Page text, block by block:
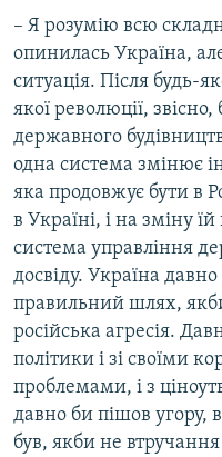
– Я розумію всю
опинилась Україна,
ситуація. Після будь-
якої революції,
державного
одна система змінює
яка продовжує бути в
в Україні, і на зміну
система управління
досвіду. Україна
правильний шлях,
російська агресія.
політики і зі своїми
проблемами, і з
давно би пішов угору,
був, якби не втручання